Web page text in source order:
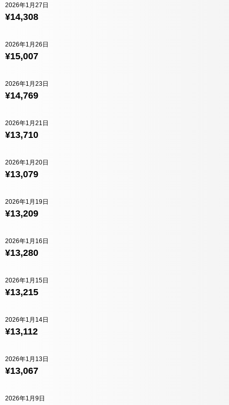
¥14,308
2026年1月27日
¥15,007
2026年1月26日
¥14,769
2026年1月23日
¥13,710
2026年1月21日
¥13,079
2026年1月20日
¥13,209
2026年1月19日
¥13,280
2026年1月16日
¥13,215
2026年1月15日
¥13,112
2026年1月14日
¥13,067
2026年1月13日
2026年1月9日